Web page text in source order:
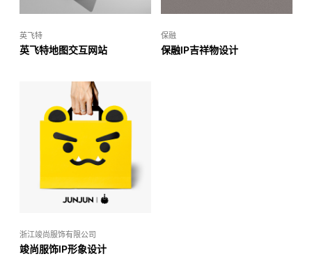
英飞特
英飞特地图交互网站
保融
保融IP吉祥物设计
浙江竣尚服饰有限公司
竣尚服饰IP形象设计